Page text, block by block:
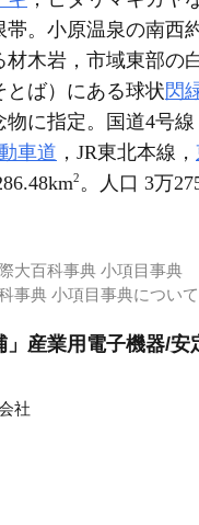
帯。小原温泉の南西
木岩，市域東部の
とば）にある球状閃
に指定。国道4号線
車道 ，JR東北本線，
2。人口 3万
大百科事典 小項目事典
事典 小項目事典につ
」産業用電子機器/
社